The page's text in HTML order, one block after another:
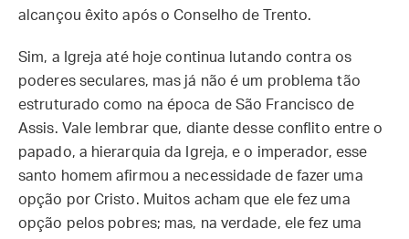
alcançou êxito após o Conselho de Trento.
Sim, a Igreja até hoje continua lutando contra os
poderes seculares, mas já não é um problema tão
estruturado como na época de São Francisco de
Assis. Vale lembrar que, diante desse conflito entre o
papado, a hierarquia da Igreja, e o imperador, esse
santo homem afirmou a necessidade de fazer uma
opção por Cristo. Muitos acham que ele fez uma
opção pelos pobres; mas, na verdade, ele fez uma